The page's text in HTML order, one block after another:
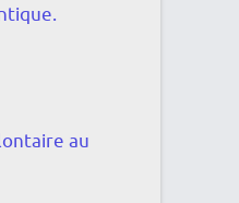
au